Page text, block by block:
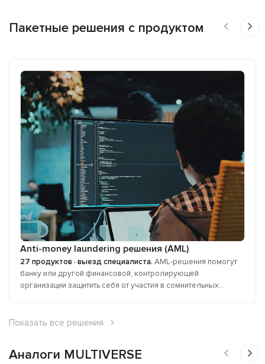
Пакетные решения с продуктом
Anti-money laundering решения (AML)
27 продуктов · выезд специалиста. AML-решения помогут
банку или другой финансовой, контролирующей
организации защитить себя от участия в сомнительных...
Показать все решения
Аналоги MULTIVERSE